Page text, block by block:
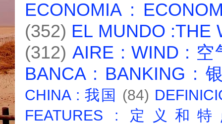
ECONOMIA :
(352) EL MUNDO :THE
(312) AIRE : WIND : 空
BANCA : BANKING :
CHINA : 我国 (84)
FEATURES : 定义和